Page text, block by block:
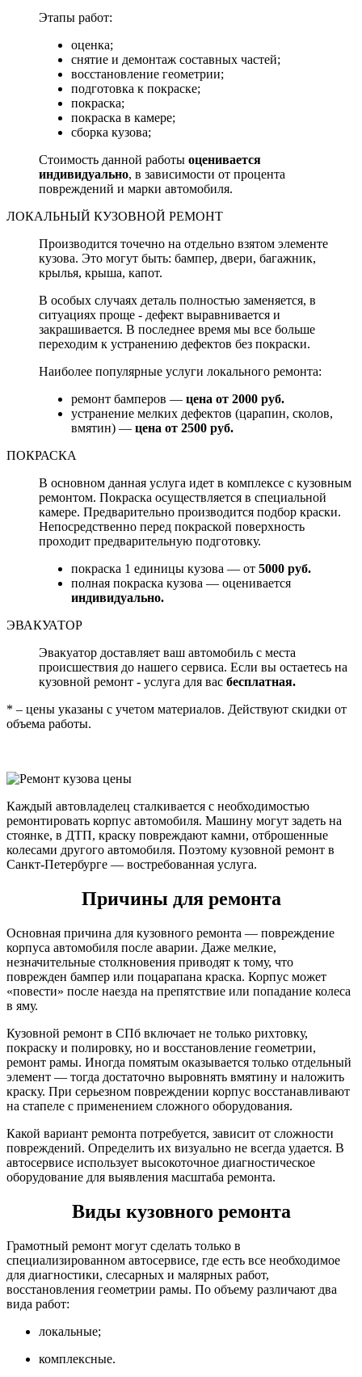
Этапы работ:
оценка;
снятие и демонтаж составных частей;
восстановление геометрии;
подготовка к покраске;
покраска;
покраска в камере;
сборка кузова;
Стоимость данной работы оценивается
индивидуально, в зависимости от процента
повреждений и марки автомобиля.
ЛОКАЛЬНЫЙ КУЗОВНОЙ РЕМОНТ
Производится точечно на отдельно взятом элементе
кузова. Это могут быть: бампер, двери, багажник,
крылья, крыша, капот.
В особых случаях деталь полностью заменяется, в
ситуациях проще - дефект выравнивается и
закрашивается. В последнее время мы все больше
переходим к устранению дефектов без покраски.
Наиболее популярные услуги локального ремонта:
ремонт бамперов — цена от 2000 руб.
устранение мелких дефектов (царапин, сколов,
вмятин) — цена от 2500 руб.
ПОКРАСКА
В основном данная услуга идет в комплексе с кузовным
ремонтом. Покраска осуществляется в специальной
камере. Предварительно производится подбор краски.
Непосредственно перед покраской поверхность
проходит предварительную подготовку.
покраска 1 единицы кузова — от 5000 руб.
полная покраска кузова — оценивается
индивидуально.
ЭВАКУАТОР
Эвакуатор доставляет ваш автомобиль с места
происшествия до нашего сервиса. Если вы остаетесь на
кузовной ремонт - услуга для вас бесплатная.
* – цены указаны с учетом материалов. Действуют скидки от
объема работы.
Каждый автовладелец сталкивается с необходимостью
ремонтировать корпус автомобиля. Машину могут задеть на
стоянке, в ДТП, краску повреждают камни, отброшенные
колесами другого автомобиля. Поэтому кузовной ремонт в
Санкт-Петербурге — востребованная услуга.
Причины для ремонта
Основная причина для кузовного ремонта — повреждение
корпуса автомобиля после аварии. Даже мелкие,
незначительные столкновения приводят к тому, что
поврежден бампер или поцарапана краска. Корпус может
«повести» после наезда на препятствие или попадание колеса
в яму.
Кузовной ремонт в СПб включает не только рихтовку,
покраску и полировку, но и восстановление геометрии,
ремонт рамы. Иногда помятым оказывается только отдельный
элемент — тогда достаточно выровнять вмятину и наложить
краску. При серьезном повреждении корпус восстанавливают
на стапеле с применением сложного оборудования.
Какой вариант ремонта потребуется, зависит от сложности
повреждений. Определить их визуально не всегда удается. В
автосервисе использует высокоточное диагностическое
оборудование для выявления масштаба ремонта.
Виды кузовного ремонта
Грамотный ремонт могут сделать только в
специализированном автосервисе, где есть все необходимое
для диагностики, слесарных и малярных работ,
восстановления геометрии рамы. По объему различают два
вида работ:
локальные;
комплексные.